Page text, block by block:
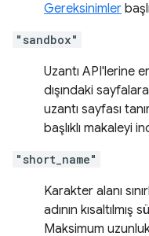
Gereksinimler
"sandbox"
Uzantı API'lerine
dışındaki
uzantı sayfası
başlıklı makaleyi
"short_name"
Karakter alanı
adının
Maksimum